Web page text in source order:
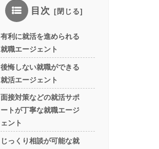
目次
有利に就活を進められる
就職エージェント
後悔しない就職ができる
就活エージェント
面接対策などの就活サポ
ートが丁寧な就職エージ
ェント
じっくり相談が可能な就